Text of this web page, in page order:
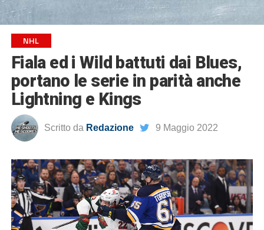
NHL
Fiala ed i Wild battuti dai Blues,
portano le serie in parità anche
Lightning e Kings
Scritto da Redazione 9 Maggio 2022